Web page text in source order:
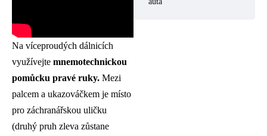
Na víceproudých dálnicích
využívejte mnemotechnickou
pomůcku pravé ruky. Mezi
palcem a ukazováčkem je místo
pro záchranářskou uličku
(druhý pruh zleva zůstane